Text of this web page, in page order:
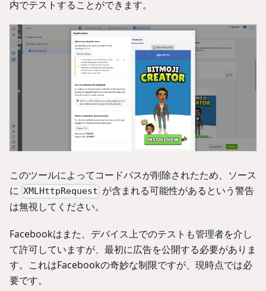
内でテストすることができます。
このツールによってコードパスが削除されたため、ソース
に XMLHttpRequest が含まれる可能性があるという警告
は無視してください。
Facebookはまた、デバイス上でのテストも管理者を介し
て許可していますが、最初に広告を公開する必要がありま
す。これはFacebookの奇妙な制限ですが、現時点では必
要です。